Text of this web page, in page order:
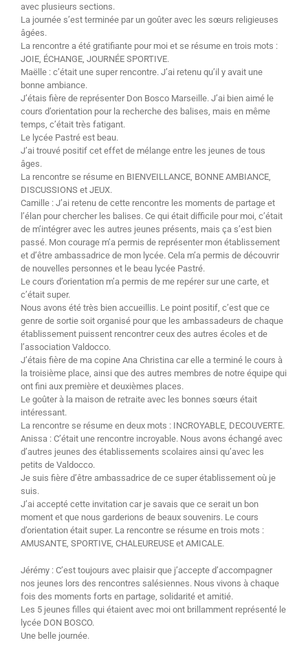
avec plusieurs sections.
La journée s’est terminée par un goûter avec les sœurs religieuses
âgées.
La rencontre a été gratifiante pour moi et se résume en trois mots :
JOIE, ÉCHANGE, JOURNÉE SPORTIVE.
Maëlle : c’était une super rencontre. J’ai retenu qu’il y avait une
bonne ambiance.
J’étais fière de représenter Don Bosco Marseille. J’ai bien aimé le
cours d’orientation pour la recherche des balises, mais en même
temps, c’était très fatigant.
Le lycée Pastré est beau.
J’ai trouvé positif cet effet de mélange entre les jeunes de tous
âges.
La rencontre se résume en BIENVEILLANCE, BONNE AMBIANCE,
DISCUSSIONS et JEUX.
Camille : J’ai retenu de cette rencontre les moments de partage et
l’élan pour chercher les balises. Ce qui était difficile pour moi, c’était
de m’intégrer avec les autres jeunes présents, mais ça s’est bien
passé. Mon courage m’a permis de représenter mon établissement
et d’être ambassadrice de mon lycée. Cela m’a permis de découvrir
de nouvelles personnes et le beau lycée Pastré.
Le cours d’orientation m’a permis de me repérer sur une carte, et
c’était super.
Nous avons été très bien accueillis. Le point positif, c’est que ce
genre de sortie soit organisé pour que les ambassadeurs de chaque
établissement puissent rencontrer ceux des autres écoles et de
l’association Valdocco.
J’étais fière de ma copine Ana Christina car elle a terminé le cours à
la troisième place, ainsi que des autres membres de notre équipe qui
ont fini aux première et deuxièmes places.
Le goûter à la maison de retraite avec les bonnes sœurs était
intéressant.
La rencontre se résume en deux mots : INCROYABLE, DECOUVERTE.
Anissa : C’était une rencontre incroyable. Nous avons échangé avec
d’autres jeunes des établissements scolaires ainsi qu’avec les
petits de Valdocco.
Je suis fière d’être ambassadrice de ce super établissement où je
suis.
J’ai accepté cette invitation car je savais que ce serait un bon
moment et que nous garderions de beaux souvenirs. Le cours
d’orientation était super. La rencontre se résume en trois mots :
AMUSANTE, SPORTIVE, CHALEUREUSE et AMICALE.
Jérémy : C’est toujours avec plaisir que j’accepte d’accompagner
nos jeunes lors des rencontres salésiennes. Nous vivons à chaque
fois des moments forts en partage, solidarité et amitié.
Les 5 jeunes filles qui étaient avec moi ont brillamment représenté le
lycée DON BOSCO.
Une belle journée.